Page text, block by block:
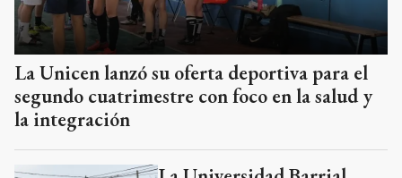
La Unicen lanzó su oferta deportiva para el
segundo cuatrimestre con foco en la salud y
la integración